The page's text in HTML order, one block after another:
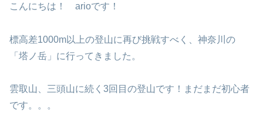
こんにちは！ arioです！
標高差1000m以上の登山に再び挑戦すべく、神奈川の
「塔ノ岳」に行ってきました。
雲取山、三頭山に続く3回目の登山です！まだまだ初心者
です。。。